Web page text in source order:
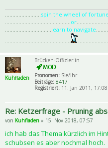
spin the wheel of fortune
or
learn to navigate
Kuhfladen
Brücken-Offizier:in
Pronomen: Sie/ihr
Beiträge: 8417
Registriert: 11. Jan 2011, 17:08
Re: Ketzerfrage - Pruning
von Kuhfladen » 15. Nov 2018, 07:57
ich hab das Thema kürzlich im
schubsen es aber nochmal hoch.